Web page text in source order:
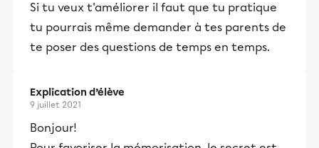
Si tu veux t'améliorer il faut que tu pratique
tu pourrais même demander à tes parents de
te poser des questions de temps en temps.
Explication d’élève
9 juillet 2021
Bonjour!